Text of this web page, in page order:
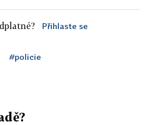
Přihlaste se
#policie